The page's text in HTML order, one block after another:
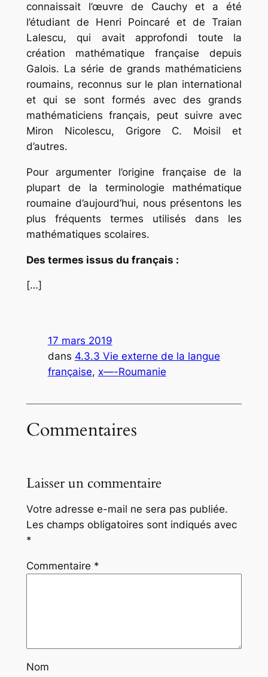
connaissait l’œuvre de Cauchy et a été
l’étudiant de Henri Poincaré et de Traian
Lalescu, qui avait approfondi toute la
création mathématique française depuis
Galois. La série de grands mathématiciens
roumains, reconnus sur le plan international
et qui se sont formés avec des grands
mathématiciens français, peut suivre avec
Miron Nicolescu, Grigore C. Moisil et
d’autres.
Pour argumenter l’origine française de la
plupart de la terminologie mathématique
roumaine d’aujourd’hui, nous présentons les
plus fréquents termes utilisés dans les
mathématiques scolaires.
Des termes issus du français :
[…]
17 mars 2019
dans 4.3.3 Vie externe de la langue
française, x—-Roumanie
Commentaires
Laisser un commentaire
Votre adresse e-mail ne sera pas publiée.
Les champs obligatoires sont indiqués avec
*
Commentaire *
Nom